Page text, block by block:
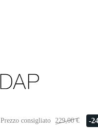
Prezzo consigliato 229,00 € -